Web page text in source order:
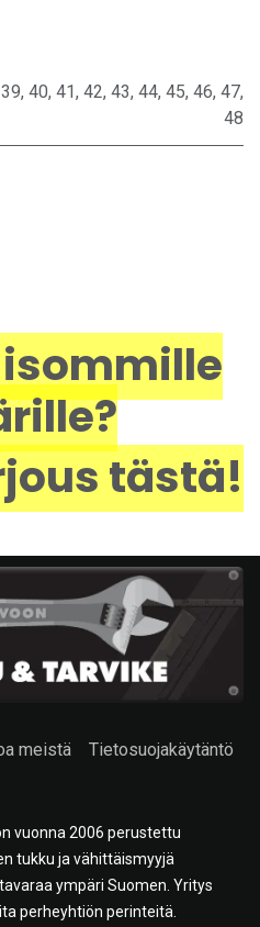
39, 40, 41, 42, 43, 44, 45, 46, 47,
48
tästä!
meistä Tietosuojakäytäntö
vuonna 2006 perustettu
tukku ja vähittäismyyjä
ympäri Suomen. Yritys
perheyhtiön perinteitä.